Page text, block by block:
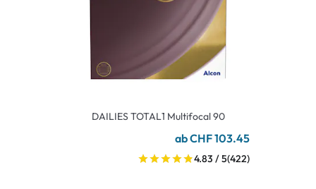
DAILIES TOTAL1 Multifocal 90
ab CHF 103.45
4.83 / 5(422)